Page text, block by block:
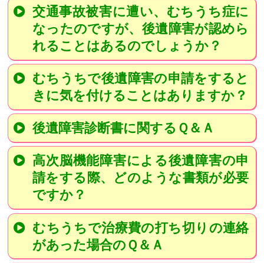
交通事故被害に遭い、むちうち症に
なったのですが、後遺障害が認めら
れることはあるのでしょうか？
むちうちで後遺障害の申請をすると
きに気を付けることはありますか？
後遺障害診断書に関するＱ＆Ａ
高次脳機能障害による後遺障害の申
請をする際、どのような書類が必要
ですか？
むちうちで治療費の打ち切りの連絡
があった場合のＱ＆Ａ